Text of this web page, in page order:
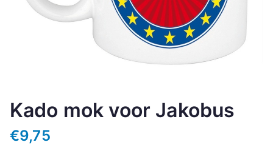
Kado mok voor Jakobus
€9,75